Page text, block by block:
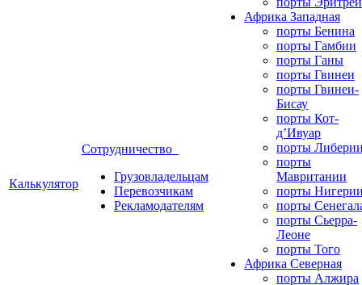
Калькулятор
Сотрудничество
Грузовладельцам
Перевозчикам
Рекламодателям
Африка Западная
порты Бенина
порты Гамбии
порты Ганы
порты Гвинеи
порты Гвинеи-
Бисау
порты Кот-
д’Ивуар
порты
порты
Мавритании
порты
порты
порты Сьерра-
Леоне
порты Того
Африка Северная
порты Алжира